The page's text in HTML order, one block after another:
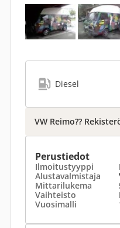
Diesel
VW Reimo??
Perustiedot
Ilmoitustyyppi
Alustavalmistaja
Mittarilukema
Vaihteisto
Vuosimalli